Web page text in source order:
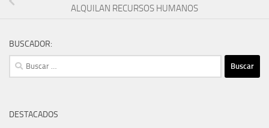
ALQUILAN RECURSOS HUMANOS
BUSCADOR:
Buscar:
DESTACADOS